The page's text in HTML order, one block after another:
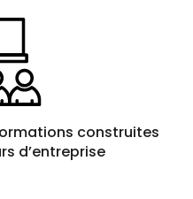
construites
d’entreprise